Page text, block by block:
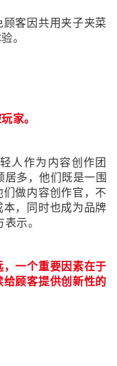
客因共用夹子夹菜
。
家。
人作为内容创作团
居多，他们既是一围
做内容创作官，不
，同时也成为品牌
示。
一个重要因素在于
顾客提供创新性的